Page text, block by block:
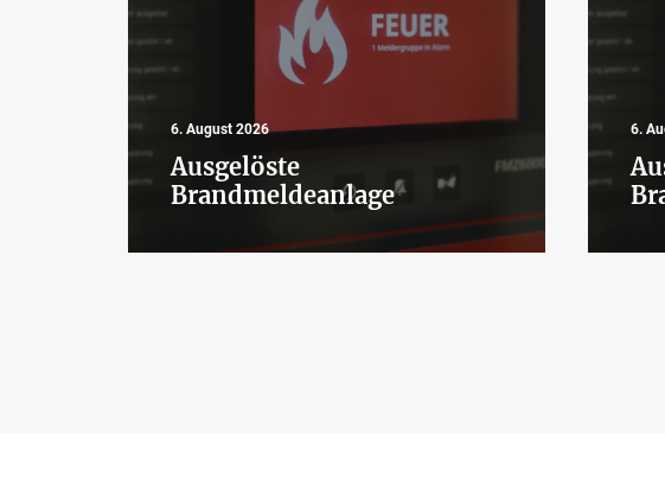
6. August 2026
Ausgelöste
Brandmeldeanlage
6.